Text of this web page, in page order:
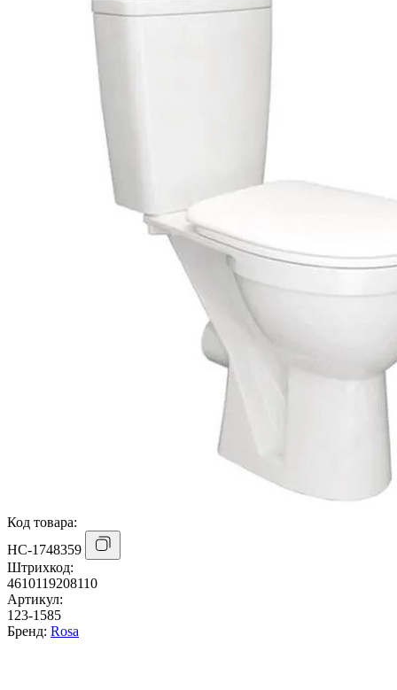
Код товара:
НС-1748359
Штрихкод:
4610119208110
Артикул:
123-1585
Бренд: Rosa